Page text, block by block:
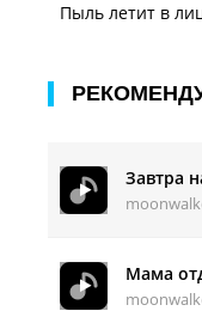
Пыль летит в
Мама